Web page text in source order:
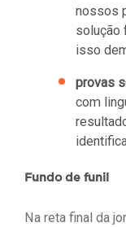
nossos
solução
isso
provas
com
Fundo de funil
Na reta final da